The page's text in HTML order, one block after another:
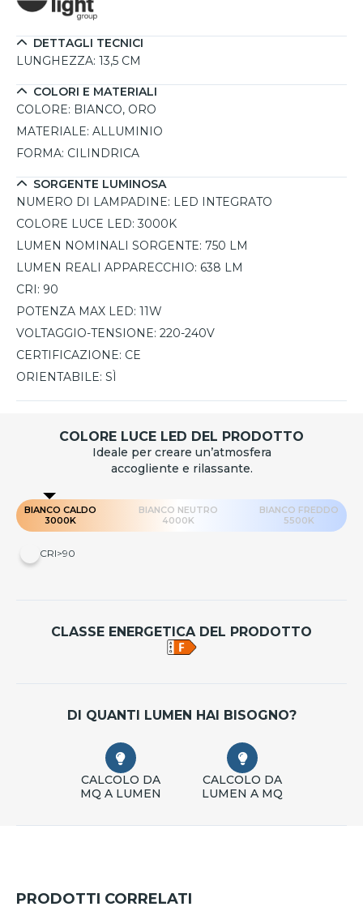
architettonici o complementi d’arredo. Il sistema
precisione, rendendolo perfetto per zone living, corridoi o
uffici. Grazie alla sua qualità costruttiva e al flusso luminoso
ottimale, questa applique LED combina funzionalità ed
estetica in una soluzione dal forte impatto visivo.
DETTAGLI TECNICI
LUNGHEZZA: 13,5 CM
COLORI E MATERIALI
COLORE: BIANCO, ORO
MATERIALE: ALLUMINIO
FORMA: CILINDRICA
SORGENTE LUMINOSA
NUMERO DI LAMPADINE: LED INTEGRATO
COLORE LUCE LED: 3000K
LUMEN NOMINALI SORGENTE: 750 LM
LUMEN REALI APPARECCHIO: 638 LM
CRI: 90
POTENZA MAX LED: 11W
VOLTAGGIO-TENSIONE: 220-240V
CERTIFICAZIONE: CE
ORIENTABILE: SÌ
COLORE LUCE LED DEL PRODOTTO
Ideale per creare un’atmosfera
accogliente e rilassante.
BIANCO CALDO
3000K
BIANCO NEUTRO
4000K
BIANCO FREDDO
5500K
CRI>90
CLASSE ENERGETICA DEL PRODOTTO
DI QUANTI LUMEN HAI BISOGNO?
CALCOLO DA
MQ A LUMEN
CALCOLO DA
LUMEN A MQ
PRODOTTI CORRELATI